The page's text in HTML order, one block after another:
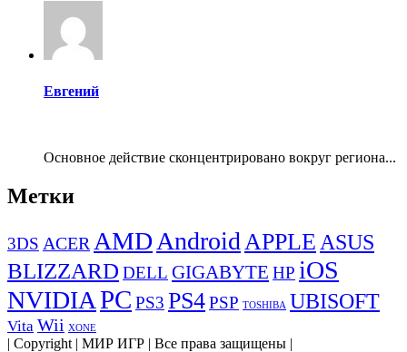
Евгений
Основное действие сконцентрировано вокруг региона...
Метки
3DS ACER AMD Android APPLE ASUS
BLIZZARD DELL GIGABYTE HP iOS
NVIDIAPC PS3 PS4PSP TOSHIBA UBISOFT
Vita Wii XONE
| Copyright | МИР ИГР | Все права защищены |